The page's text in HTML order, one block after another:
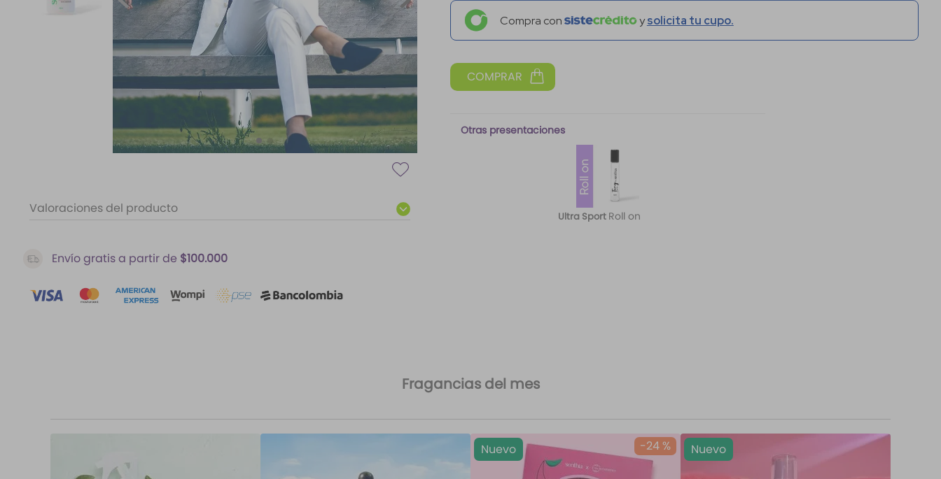
Valoraciones del producto
Envío gratis a partir de $100.000
Compra con ysolicita tu cupo.
Otras presentaciones
Ultra Sport Roll on
Fragancias del mes
-24 %
Nuevo Nuevo
difusor